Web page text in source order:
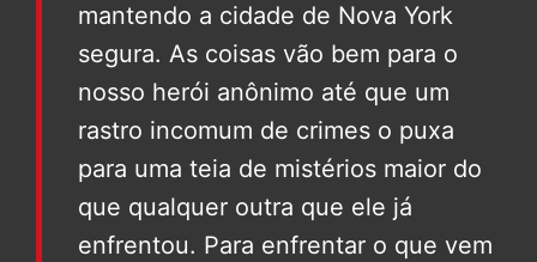
mantendo a cidade de Nova York
segura. As coisas vão bem para o
nosso herói anônimo até que um
rastro incomum de crimes o puxa
para uma teia de mistérios maior do
que qualquer outra que ele já
enfrentou. Para enfrentar o que vem